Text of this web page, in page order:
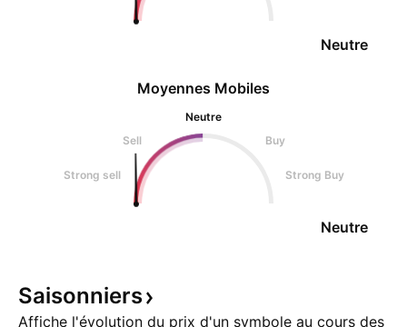
Neutre
Moyennes Mobiles
Neutre
Sell
Buy
Strong sell Strong Buy
Neutre
Saisonniers
Affiche l'évolution du prix d'un symbole au cours des